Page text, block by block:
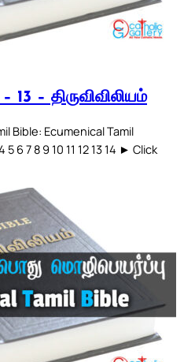
13 – திருவிவிலியம்
Bible: Ecumenical Tamil
6 7 8 9 10 11 12 13 14 ► Click